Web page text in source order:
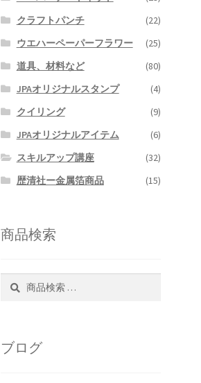
クラフトパンチ
(22)
ウエハーペーパーフラワー
(25)
道具、材料など
(80)
JPAオリジナルスタンプ
(4)
クイリング
(9)
JPAオリジナルアイテム
(6)
スキルアップ講座
(32)
歴清社ー金属箔商品
(15)
商品検索
ブログ